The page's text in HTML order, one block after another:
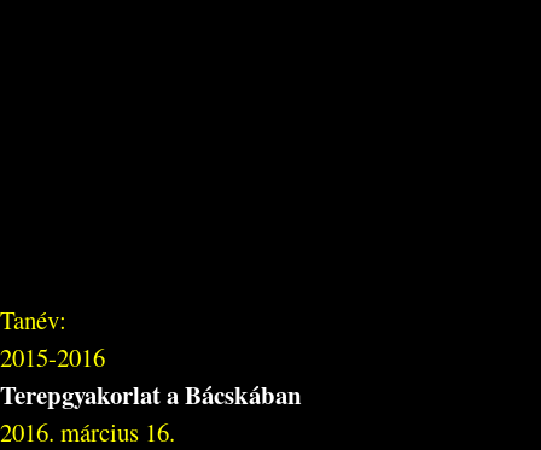
Tanév:
2015-2016
Terepgyakorlat a Bácskában
2016. március 16.